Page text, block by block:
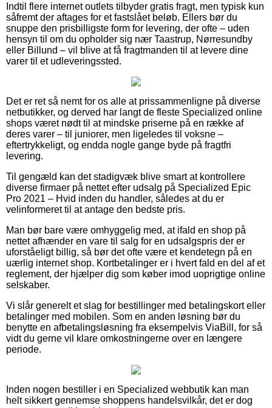
Indtil flere internet outlets tilbyder gratis fragt, men typisk kun
såfremt der aftages for et fastslået beløb. Ellers bør du
snuppe den prisbilligste form for levering, der ofte – uden
hensyn til om du opholder sig nær Taastrup, Nørresundby
eller Billund – vil blive at få fragtmanden til at levere dine
varer til et udleveringssted.
Det er ret så nemt for os alle at prissammenligne på diverse
netbutikker, og derved har langt de fleste Specialized online
shops været nødt til at mindske priserne på en række af
deres varer – til juniorer, men ligeledes til voksne –
eftertrykkeligt, og endda nogle gange byde på fragtfri
levering.
Til gengæld kan det stadigvæk blive smart at kontrollere
diverse firmaer på nettet efter udsalg på Specialized Epic
Pro 2021 – Hvid inden du handler, således at du er
velinformeret til at antage den bedste pris.
Man bør bare være omhyggelig med, at ifald en shop på
nettet afhænder en vare til salg for en udsalgspris der er
uforståeligt billig, så bør det ofte være et kendetegn på en
uærlig internet shop. Kortbetalinger er i hvert fald en del af et
reglement, der hjælper dig som køber imod uoprigtige online
selskaber.
Vi slår generelt et slag for bestillinger med betalingskort eller
betalinger med mobilen. Som en anden løsning bør du
benytte en afbetalingsløsning fra eksempelvis ViaBill, for så
vidt du gerne vil klare omkostningerne over en længere
periode.
Inden nogen bestiller i en Specialized webbutik kan man
helt sikkert gennemse shoppens handelsvilkår, det er dog